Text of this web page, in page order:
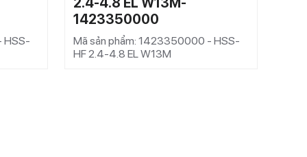
HSS-
1423350000
Mã sản phẩm: 1423350000 - HSS-
HF 2.4-4.8 EL W13M